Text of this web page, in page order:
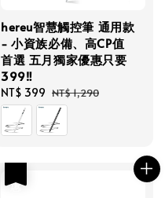
hereu智慧觸控筆 通用款
- 小資族必備、高CP值
首選 五月獨家優惠只要
399‼️
Sale
price
NT$ 399 Regular
price
NT$ 1,290